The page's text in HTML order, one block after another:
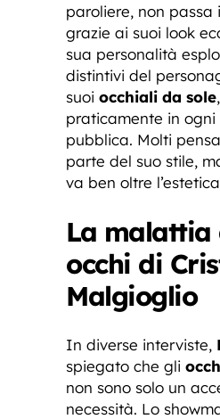
paroliere, non passa
grazie ai suoi look
sua personalità
distintivi del
suoi occhiali da sole
praticamente in ogni
pubblica. Molti
parte del suo stile,
va ben oltre
La malattia
occhi di
Malgioglio
In diverse interviste,
spiegato che gli
non sono solo un
necessità. Lo